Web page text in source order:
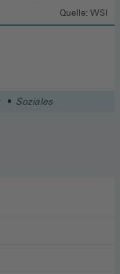
Quelle: WSI
Soziales